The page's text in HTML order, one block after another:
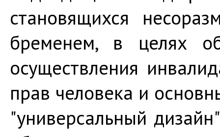
становящихся
бременем, в целях
осуществления
прав человека и
"универсальный